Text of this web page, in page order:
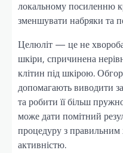
локальному посиленню
зменшувати набряки та
Целюліт — це не
шкіри, спричинена
клітин під шкірою.
допомагають виводити
та робити її більш
може дати помітний
процедуру з
активністю.